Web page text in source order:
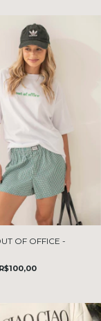
OF OFFICE -
R$100,00